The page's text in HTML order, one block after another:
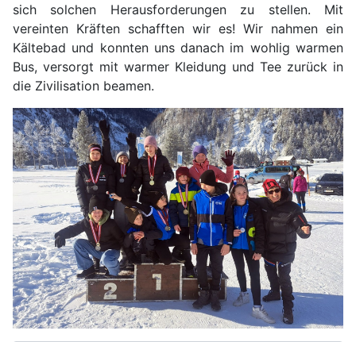
sich solchen Herausforderungen zu stellen. Mit
vereinten Kräften schafften wir es! Wir nahmen ein
Kältebad und konnten uns danach im wohlig warmen
Bus, versorgt mit warmer Kleidung und Tee zurück in
die Zivilisation beamen.